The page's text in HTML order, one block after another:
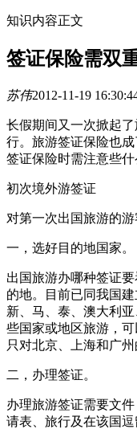
知识内容正文
签证保险需双
苏伟2012-11-19
长假期间又一次掀起
行。旅游签证保险也
签证保险时需注意些
初次境外游签证
对第一次出国旅游的
一，选好目的地国家。
出国旅游办哪种签证
的地。目前已同我国
新、马、泰、澳大利
些国家或地区旅游，
只对北京、上海和广州
二，办理签证。
办理旅游签证需要文
请表、旅行及在该国